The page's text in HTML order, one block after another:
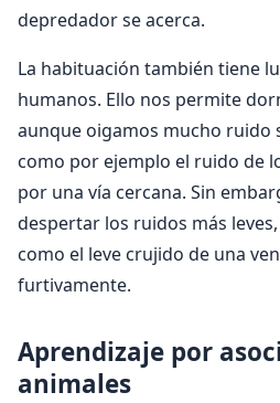
depredador se acerca.
La habituación también tiene
humanos. Ello nos permite
aunque oigamos mucho ruido
como por ejemplo el ruido de
por una vía cercana. Sin
despertar los ruidos más
como el leve crujido de una
furtivamente.
Aprendizaje por
animales